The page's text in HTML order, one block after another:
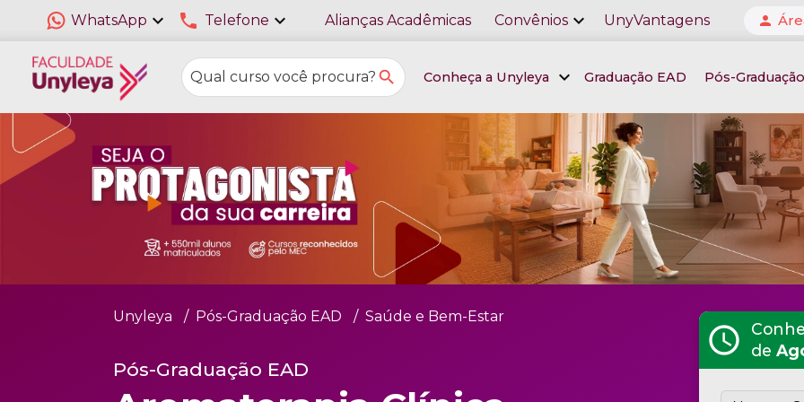
WhatsApp expand_more phone Telefone expand_more Alianças Acadêmicas Convênios expand_more UnyVantagens person
Conheça a Unyleya expand_more Graduação EAD Pós-
Unyleya Pós-Graduação EAD Saúde e Bem-Estar
Pós-Graduação EAD
schedule
de